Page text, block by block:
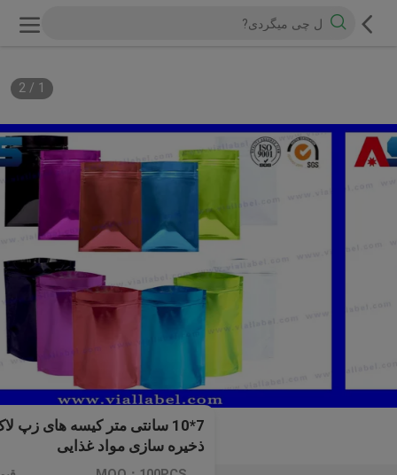
1
/
2
7*10 سانتی متر کیسه های زپ
ذخیره سازی مواد غذایی